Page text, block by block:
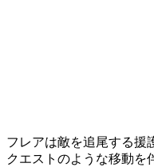
フレアは敵を追尾する援
クエストのような移動を